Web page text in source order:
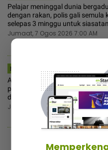
Pelajar meninggal dunia
dengan rakan, polis gali semula
selepas 3 minggu untuk siasatan
Jumaat, 7 Ogos 2026 7:00 AM
MSTAR | BINTANG GLOBAL
Atta Halilintar tegur netizen,
pandang rendah orang rakam
dalam pesawat
Jumaat, 7 Ogos 2026 6:30 AM